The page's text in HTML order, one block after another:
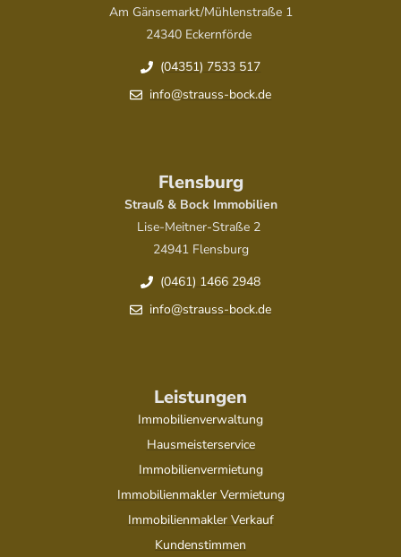
Am Gänsemarkt/Mühlenstraße 1
24340 Eckernförde
(04351) 7533 517
info@strauss-bock.de
Flensburg
Strauß & Bock Immobilien
Lise-Meitner-Straße 2
24941 Flensburg
(0461) 1466 2948
info@strauss-bock.de
Leistungen
Immobilienverwaltung
Hausmeisterservice
Immobilienvermietung
Immobilienmakler Vermietung
Immobilienmakler Verkauf
Kundenstimmen